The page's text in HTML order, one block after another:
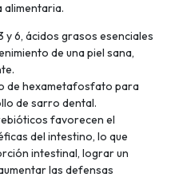
alimentaria.
y 6, ácidos grasos esenciales
de una piel sana,
de hexametafosfato para
de sarro dental.
favorecen el
del intestino, lo que
intestinal, lograr un
las defensas